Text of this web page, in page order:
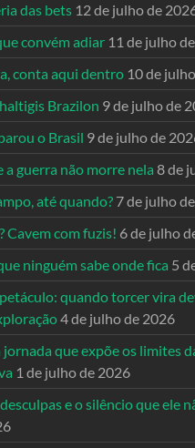
das bets 12 de julho de
convém adiar 11 de julho
conta aqui dentro 10 de
Brazilon 9 de julho de
o Brasil 9 de julho de
a guerra não morre nela 8 de
até quando? 7 de julho
Cavem com fuzis! 6 de julho
ninguém sabe onde fica 5
quando torcer vira
4 de julho de 2026
jornada que expõe os limites
1 de julho de 2026
e o silêncio que ele